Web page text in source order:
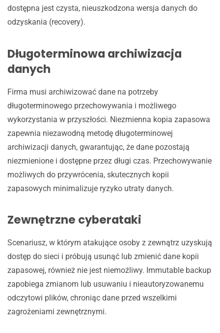
dostępna jest czysta, nieuszkodzona wersja danych do
odzyskania (recovery).
Długoterminowa archiwizacja
danych
Firma musi archiwizować dane na potrzeby
długoterminowego przechowywania i możliwego
wykorzystania w przyszłości. Niezmienna kopia zapasowa
zapewnia niezawodną metodę długoterminowej
archiwizacji danych, gwarantując, że dane pozostają
niezmienione i dostępne przez długi czas. Przechowywanie
możliwych do przywrócenia, skutecznych kopii
zapasowych minimalizuje ryzyko utraty danych.
Zewnętrzne cyberataki
Scenariusz, w którym atakujące osoby z zewnątrz uzyskują
dostęp do sieci i próbują usunąć lub zmienić dane kopii
zapasowej, również nie jest niemożliwy. Immutable backup
zapobiega zmianom lub usuwaniu i nieautoryzowanemu
odczytowi plików, chroniąc dane przed wszelkimi
zagrożeniami zewnętrznymi.